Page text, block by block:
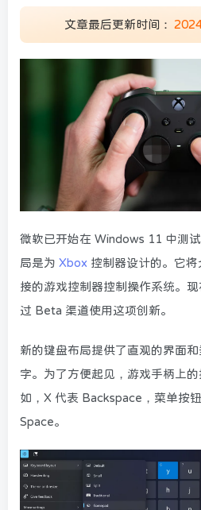
文章最后更新时间：
微软已开始在 Windows 11 中测
局是为 Xbox 控制器设计的。它
接的游戏控制器控制操作系统。
过 Beta 渠道使用这项创新。
新的键盘布局提供了直观的界面
字。为了方便起见，游戏手柄上
如，X 代表 Backspace，菜单按
Space。